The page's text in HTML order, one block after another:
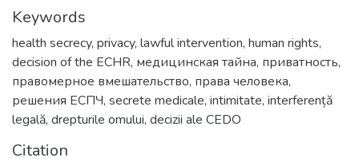
Keywords
health secrecy, privacy, lawful intervention, human rights,
decision of the ECHR, медицинская тайна, приватность,
правомерное вмешательство, права человека,
решения ЕСПЧ, secrete medicale, intimitate, interferență
legală, drepturile omului, decizii ale CEDO
Citation